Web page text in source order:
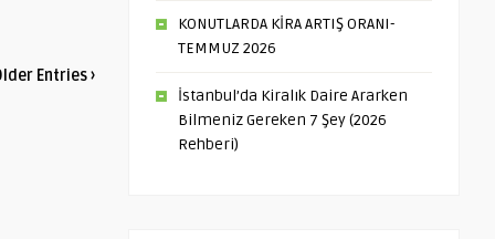
Entries ›
KONUTLARDA KİRA ARTIŞ ORANI-
TEMMUZ 2026
İstanbul’da Kiralık Daire Ararken
Bilmeniz Gereken 7 Şey (2026
Rehberi)